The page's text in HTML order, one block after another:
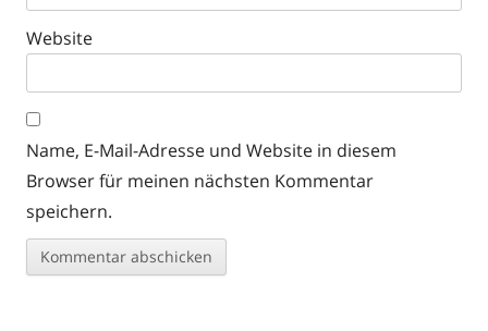
Website
Name, E-Mail-Adresse und Website in diesem
Browser für meinen nächsten Kommentar
speichern.